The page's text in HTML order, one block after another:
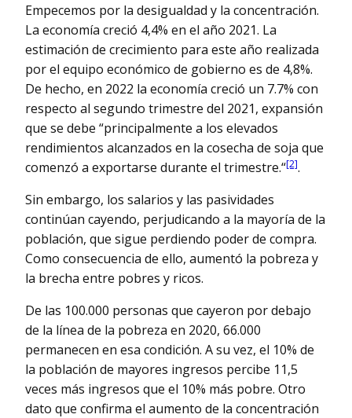
Empecemos por la desigualdad y la concentración.
La economía creció 4,4% en el año 2021. La
estimación de crecimiento para este año realizada
por el equipo económico de gobierno es de 4,8%.
De hecho, en 2022 la economía creció un 7.7% con
respecto al segundo trimestre del 2021, expansión
que se debe “principalmente a los elevados
rendimientos alcanzados en la cosecha de soja que
comenzó a exportarse durante el trimestre.“[2].
Sin embargo, los salarios y las pasividades
continúan cayendo, perjudicando a la mayoría de la
población, que sigue perdiendo poder de compra.
Como consecuencia de ello, aumentó la pobreza y
la brecha entre pobres y ricos.
De las 100.000 personas que cayeron por debajo
de la línea de la pobreza en 2020, 66.000
permanecen en esa condición. A su vez, el 10% de
la población de mayores ingresos percibe 11,5
veces más ingresos que el 10% más pobre. Otro
dato que confirma el aumento de la concentración